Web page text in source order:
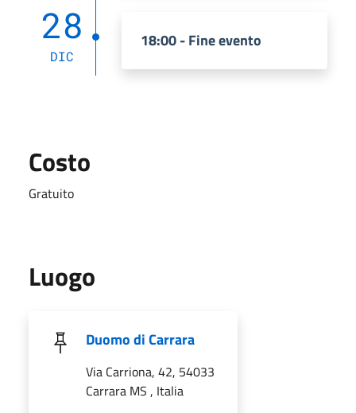
28
DIC
18:00 - Fine evento
Costo
Gratuito
Luogo
Duomo di Carrara
Via Carriona, 42, 54033
Carrara MS , Italia